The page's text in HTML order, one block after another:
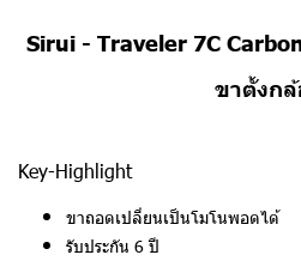
Sirui - Traveler 7C
ขาตั้งกล้
Key-Highlight
ขาถอดเปลี่ยนเป็นโมโนพอดได้
รับประกัน 6 ปี